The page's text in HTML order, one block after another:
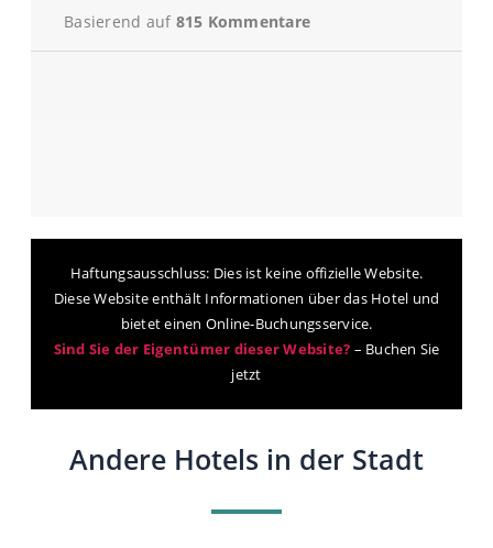
Basierend auf 815 Kommentare
Haftungsausschluss: Dies ist keine offizielle Website.
Diese Website enthält Informationen über das Hotel und
bietet einen Online-Buchungsservice.
Sind Sie der Eigentümer dieser Website? – Buchen Sie
jetzt
Andere Hotels in der Stadt